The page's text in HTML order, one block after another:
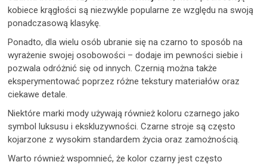
kobiece krągłości są niezwykle popularne ze względu na swoją
ponadczasową klasykę.
Ponadto, dla wielu osób ubranie się na czarno to sposób na
wyrażenie swojej osobowości – dodaje im pewności siebie i
pozwala odróżnić się od innych. Czernią można także
eksperymentować poprzez różne tekstury materiałów oraz
ciekawe detale.
Niektóre marki mody używają również koloru czarnego jako
symbol luksusu i ekskluzywności. Czarne stroje są często
kojarzone z wysokim standardem życia oraz zamożnością.
Warto również wspomnieć, że kolor czarny jest często